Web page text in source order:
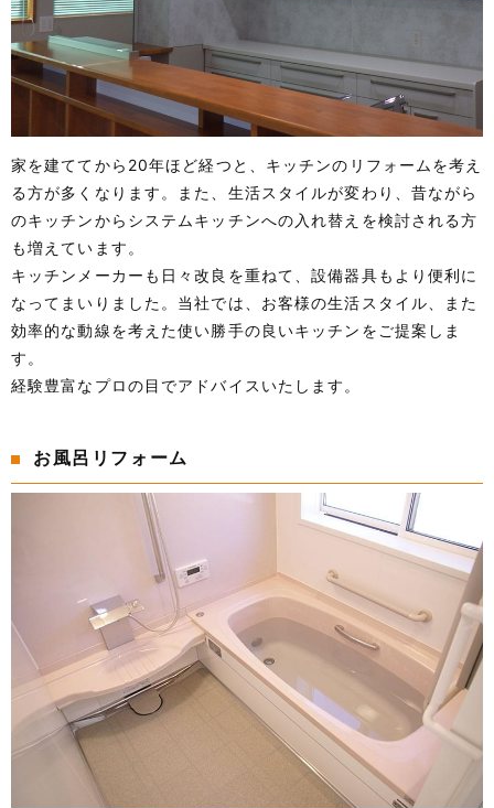
家を建ててから20年ほど経つと、キッチンのリフォームを考え
る方が多くなります。また、生活スタイルが変わり、昔ながら
のキッチンからシステムキッチンへの入れ替えを検討される方
も増えています。
キッチンメーカーも日々改良を重ねて、設備器具もより便利に
なってまいりました。当社では、お客様の生活スタイル、また
効率的な動線を考えた使い勝手の良いキッチンをご提案しま
す。
経験豊富なプロの目でアドバイスいたします。
お風呂リフォーム